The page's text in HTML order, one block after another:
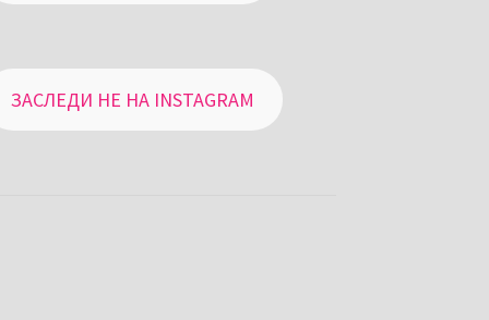
ЗАСЛЕДИ НЕ НА INSTAGRAM